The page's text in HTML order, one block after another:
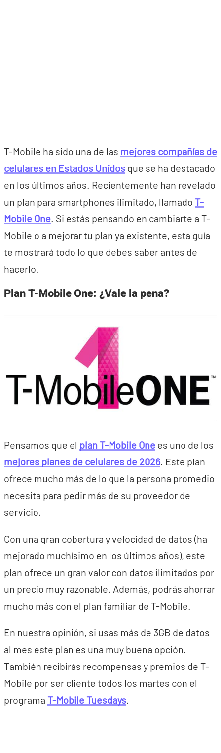
T-Mobile ha sido una de las mejores compañías de
celulares en Estados Unidos que se ha destacado
en los últimos años. Recientemente han revelado
un plan para smartphones ilimitado, llamado T-
Mobile One. Si estás pensando en cambiarte a T-
Mobile o a mejorar tu plan ya existente, esta guía
te mostrará todo lo que debes saber antes de
hacerlo.
Plan T-Mobile One: ¿Vale la pena?
Pensamos que el plan T-Mobile One es uno de los
mejores planes de celulares de 2026. Este plan
ofrece mucho más de lo que la persona promedio
necesita para pedir más de su proveedor de
servicio.
Con una gran cobertura y velocidad de datos (ha
mejorado muchísimo en los últimos años), este
plan ofrece un gran valor con datos ilimitados por
un precio muy razonable. Además, podrás ahorrar
mucho más con el plan familiar de T-Mobile.
En nuestra opinión, si usas más de 3GB de datos
al mes este plan es una muy buena opción.
También recibirás recompensas y premios de T-
Mobile por ser cliente todos los martes con el
programa T-Mobile Tuesdays.